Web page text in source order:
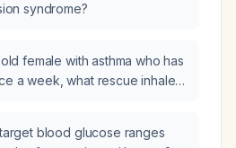
syndrome?
female with asthma who has
a week, what rescue inhaler
Global Initiative for Asthma
blood glucose ranges